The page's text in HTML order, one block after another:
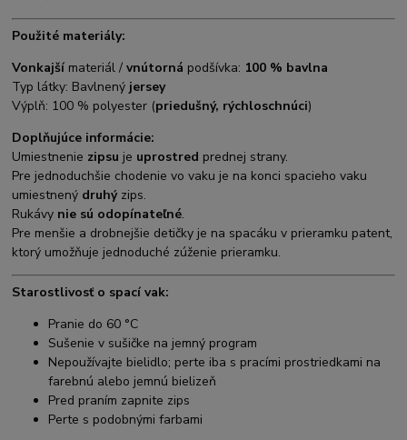
Použité materiály:
Vonkajší materiál /vnútorná podšívka: 100 % bavlna
Typ látky: Bavlnený jersey
Výplň: 100 % polyester (priedušný, rýchloschnúci)
Doplňujúce informácie:
Umiestnenie zipsu je uprostred prednej strany.
Pre jednoduchšie chodenie vo vaku je na konci spacieho vaku
umiestnený druhý zips.
Rukávy nie sú odopínateľné.
Pre menšie a drobnejšie detičky je na spacáku v prieramku patent,
ktorý umožňuje jednoduché zúženie prieramku.
Starostlivosť o spací vak:
Pranie do 60 °C
Sušenie v sušičke na jemný program
Nepoužívajte bielidlo; perte iba s pracími prostriedkami na
farebnú alebo jemnú bielizeň
Pred praním zapnite zips
Perte s podobnými farbami